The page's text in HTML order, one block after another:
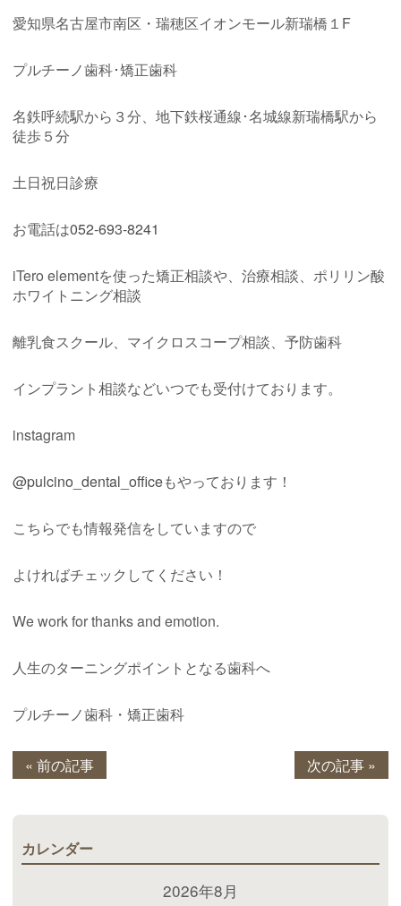
愛知県名古屋市南区・瑞穂区イオンモール新瑞橋１ F
プルチーノ歯科･矯正歯科
名鉄呼続駅から３分、地下鉄桜通線･名城線新瑞橋駅から
徒歩５分
土日祝日診療
お電話は052-693-8241
iTero elementを使った矯正相談や、治療相談、ポリリン酸
ホワイトニング相談
離乳食スクール、マイクロスコープ相談、予防歯科
インプラント相談などいつでも受付けております。
instagram
@pulcino_dental_officeもやっております！
こちらでも情報発信をしていますので
よければチェックしてください！
We work for thanks and emotion.
人生のターニングポイントとなる歯科へ
プルチーノ歯科・矯正歯科
« 前の記事 次の記事 »
カレンダー
2026年8月